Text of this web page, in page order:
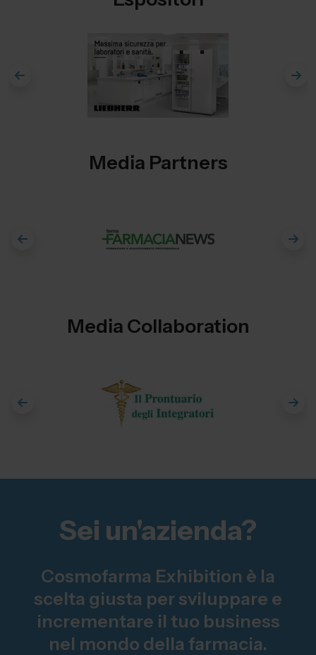
Media Partners
Media Collaboration
Sei un'azienda?
Cosmofarma Exhibition è la
scelta giusta per sviluppare e
incrementare il tuo business
nel mondo della farmacia.